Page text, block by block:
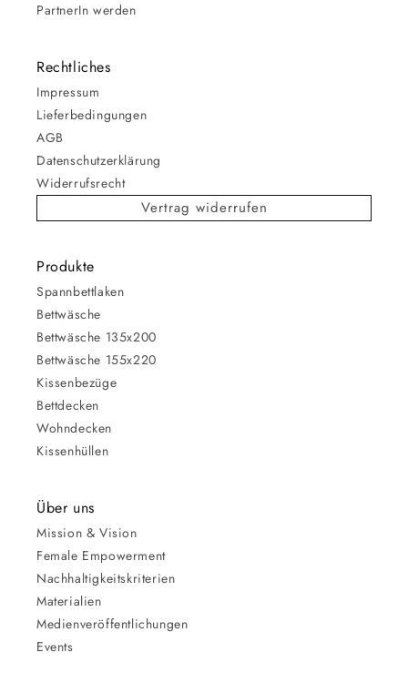
PartnerIn werden
Rechtliches
Impressum
Lieferbedingungen
AGB
Datenschutzerklärung
Widerrufsrecht
Vertrag widerrufen
Produkte
Spannbettlaken
Bettwäsche
Bettwäsche 135x200
Bettwäsche 155x220
Kissenbezüge
Bettdecken
Wohndecken
Kissenhüllen
Über uns
Mission & Vision
Female Empowerment
Nachhaltigkeitskriterien
Materialien
Medienveröffentlichungen
Events